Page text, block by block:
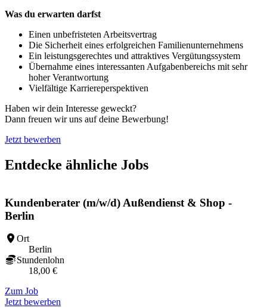
Was du erwarten darfst
Einen unbefristeten Arbeitsvertrag
Die Sicherheit eines erfolgreichen Familienunternehmens
Ein leistungsgerechtes und attraktives Vergütungssystem
Übernahme eines interessanten Aufgabenbereichs mit sehr
hoher Verantwortung
Vielfältige Karriereperspektiven
Haben wir dein Interesse geweckt?
Dann freuen wir uns auf deine Bewerbung!
Jetzt bewerben
Entdecke ähnliche Jobs
Kundenberater (m/w/d) Außendienst & Shop -
Berlin
Ort
Berlin
Stundenlohn
18,00 €
Zum Job
Jetzt bewerben